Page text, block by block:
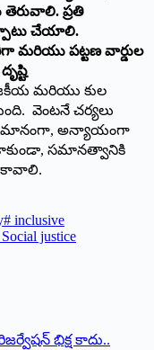
ప్రతి
చేయాలి.
మరియు పట్టణ వార్డుల
మరియు కుల
వెంటనే చర్యలు
అన్యాయంగా
సమానత్వానికి
కావాలి.
# inclusive
Social justice
భిక్ష కాదు..